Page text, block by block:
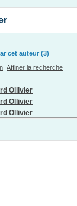
cet auteur (3)
Affiner la recherche
Ollivier
Ollivier
Ollivier